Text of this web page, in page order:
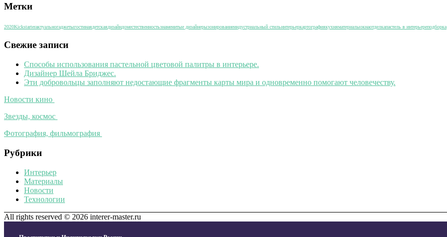
Метки
2020Kickstarterактуальногаджетыгостинаядетскаядизайндоместественностьзнаменитые дизайнерызонированиеиндустриальный стильинтерьеркартографиякухняматериалыокнаотделкапастель в интерьереподборка
Свежие записи
Способы использования пастельной цветовой палитры в интерьере.
Дизайнер Шейла Бриджес.
Эти добровольцы заполняют недостающие фрагменты карты мира и одновременно помогают человечеству.
Новости кино
Звезды, космос
Фотография, фильмография
Рубрики
Интерьер
Материалы
Новости
Технологии
All rights reserved © 2026 interer-master.ru